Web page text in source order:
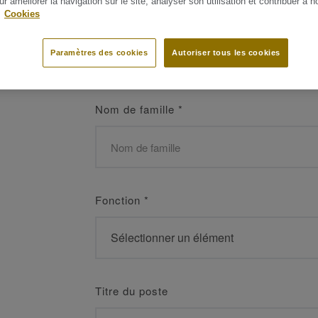
Nom de famille *
Fonction *
Titre du poste
Cookies
Autoriser tous les cookies
Paramètres des cookies